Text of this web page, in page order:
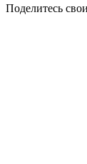
Поделитесь